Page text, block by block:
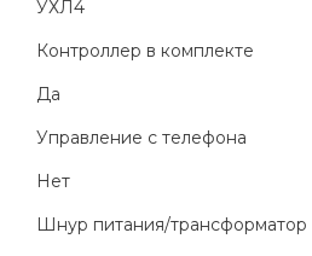
УХЛ4
Контроллер в комплекте
Да
Управление с телефона
Нет
Шнур питания/трансформатор